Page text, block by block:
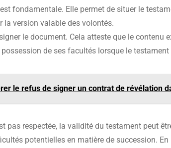
fondamentale. Elle permet de situer le
la version valable des volontés.
le document. Cela atteste que le contenu
de ses facultés lorsque le testament
le refus de signer un contrat de révélation
pas respectée, la validité du testament peut
potentielles en matière de succession. En